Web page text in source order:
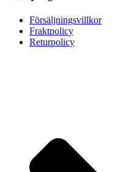
Försäljningsvillkor
Fraktpolicy
Returpolicy